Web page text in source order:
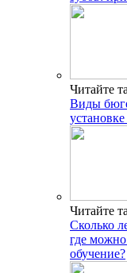
Читайте
Виды
Читайте
Сколько
где можно
обучение?